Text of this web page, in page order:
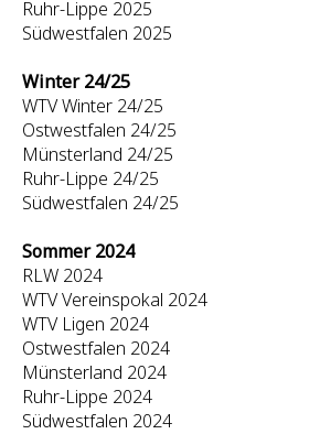
Ruhr-Lippe 2025
Südwestfalen 2025
Winter 24/25
WTV Winter 24/25
Ostwestfalen 24/25
Münsterland 24/25
Ruhr-Lippe 24/25
Südwestfalen 24/25
Sommer 2024
RLW 2024
WTV Vereinspokal 2024
WTV Ligen 2024
Ostwestfalen 2024
Münsterland 2024
Ruhr-Lippe 2024
Südwestfalen 2024